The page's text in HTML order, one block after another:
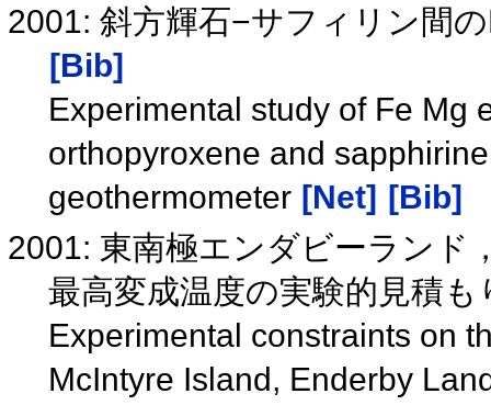
2001: 斜方輝石−サフィリン間
[Bib]
Experimental study of Fe Mg
orthopyroxene and
geothermometer [Net]
[Bib]
2001: 東南極エンダビーランド
最高変成温度の実験的見積
Experimental constraints on
McIntyre Island, Enderby